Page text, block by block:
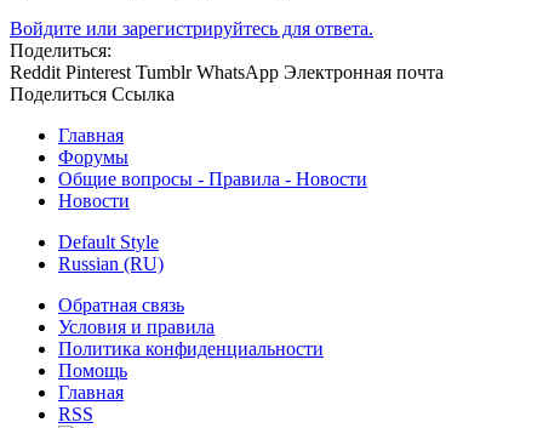
Войдите или зарегистрируйтесь для ответа.
Поделиться:
Reddit Pinterest Tumblr WhatsApp Электронная почта
Поделиться Ссылка
Главная
Форумы
Общие вопросы - Правила - Новости
Новости
Default Style
Russian (RU)
Обратная связь
Условия и правила
Политика конфиденциальности
Помощь
Главная
RSS